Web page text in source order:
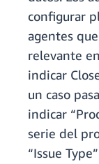
configurar
agentes
relevante
indicar
un caso
indicar
serie del
“Issue